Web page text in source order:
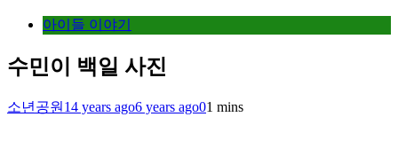
아이들 이야기
수민이 백일 사진
소년공원 14 years ago6 years ago01 mins